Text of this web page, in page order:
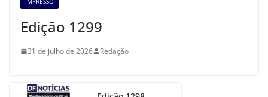
Edição 1299
31 de julho de 2026 Redação